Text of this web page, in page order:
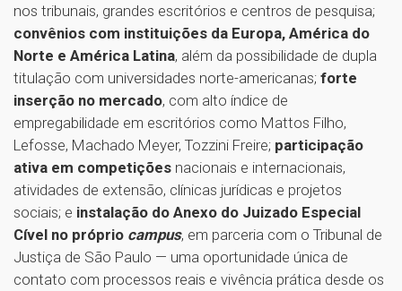
nos tribunais, grandes escritórios e centros de pesquisa;
convênios com instituições da Europa, América do
Norte e América Latina, além da possibilidade de dupla
titulação com universidades norte-americanas; forte
inserção no mercado, com alto índice de
empregabilidade em escritórios como Mattos Filho,
Lefosse, Machado Meyer, Tozzini Freire; participação
ativa em competições nacionais e internacionais,
atividades de extensão, clínicas jurídicas e projetos
sociais; e instalação do Anexo do Juizado Especial
Cível no próprio campus, em parceria com o Tribunal de
Justiça de São Paulo — uma oportunidade única de
contato com processos reais e vivência prática desde os